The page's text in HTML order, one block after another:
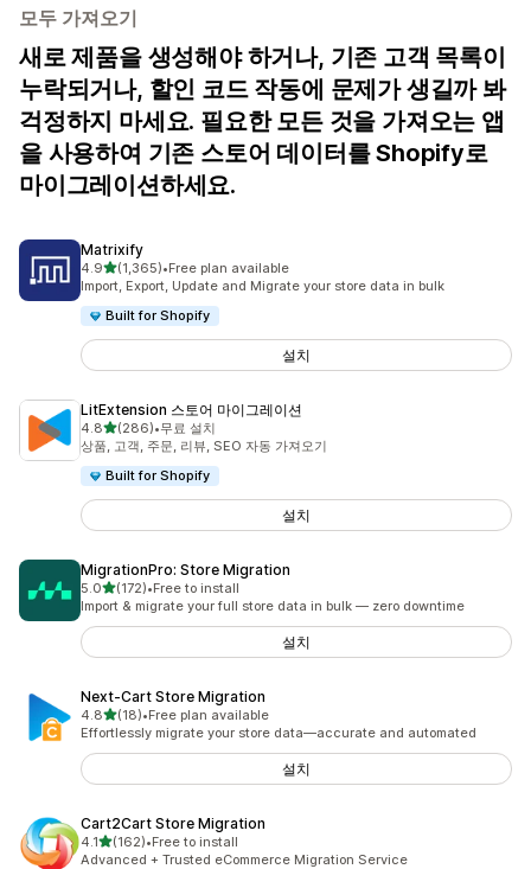
모두 가져오기
새로 제품을 생성해야 하거나, 기존 고객 목록이
누락되거나, 할인 코드 작동에 문제가 생길까 봐
걱정하지 마세요. 필요한 모든 것을 가져오는 앱
을 사용하여 기존 스토어 데이터를 Shopify로
마이그레이션하세요.
Matrixify
4.9별 5개 중
(1,365)
총 리뷰 1365개
•Free plan available
Import, Export, Update and Migrate your store data in bulk
Built for Shopify
설치
LitExtension 스토어 마이그레이션
4.8별 5개 중
(286)
총 리뷰 286개
•무료 설치
상품, 고객, 주문, 리뷰, SEO 자동 가져오기
Built for Shopify
설치
MigrationPro: Store Migration
5.0별 5개 중
(172)
총 리뷰 172개
•Free to install
Import & migrate your full store data in bulk — zero downtime
설치
Next‑Cart Store Migration
4.8별 5개 중
(18)
총 리뷰 18개
•Free plan available
Effortlessly migrate your store data—accurate and automated
설치
Cart2Cart Store Migration
4.1별 5개 중
(162)
총 리뷰 162개
•Free to install
Advanced + Trusted eCommerce Migration Service